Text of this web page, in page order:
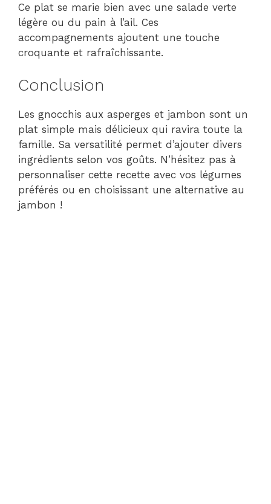
Ce plat se marie bien avec une salade verte
légère ou du pain à l’ail. Ces
accompagnements ajoutent une touche
croquante et rafraîchissante.
Conclusion
Les gnocchis aux asperges et jambon sont un
plat simple mais délicieux qui ravira toute la
famille. Sa versatilité permet d’ajouter divers
ingrédients selon vos goûts. N’hésitez pas à
personnaliser cette recette avec vos légumes
préférés ou en choisissant une alternative au
jambon !